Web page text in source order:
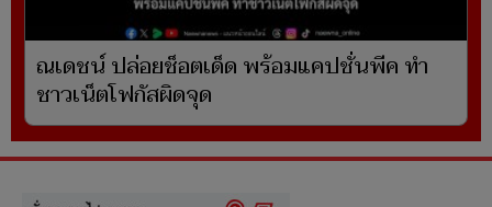
ณเดชน์ ปล่อยช็อตเด็ด พร้อมแคปชั่นพีค ทำ
ชาวเน็ตโฟกัสผิดจุด